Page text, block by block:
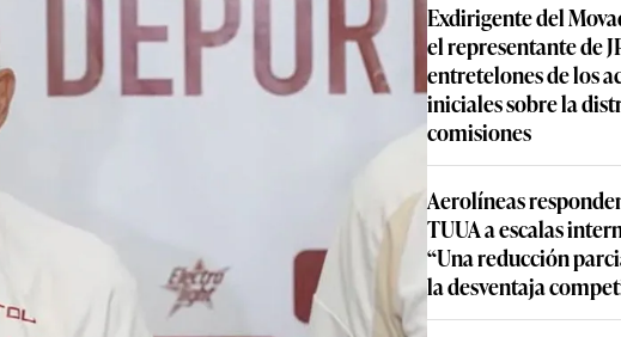
Exdirigente del
el representante de
entretelones de los
iniciales sobre la
comisiones
Aerolíneas
TUUA a escalas
“Una reducción
la desventaja